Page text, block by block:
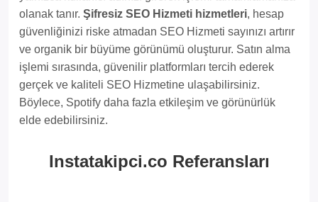
olanak tanır. Şifresiz SEO Hizmeti hizmetleri, hesap
güvenliğinizi riske atmadan SEO Hizmeti sayınızı artırır
ve organik bir büyüme görünümü oluşturur. Satın alma
işlemi sırasında, güvenilir platformları tercih ederek
gerçek ve kaliteli SEO Hizmetine ulaşabilirsiniz.
Böylece, Spotify daha fazla etkileşim ve görünürlük
elde edebilirsiniz.
Instatakipci.co Referansları